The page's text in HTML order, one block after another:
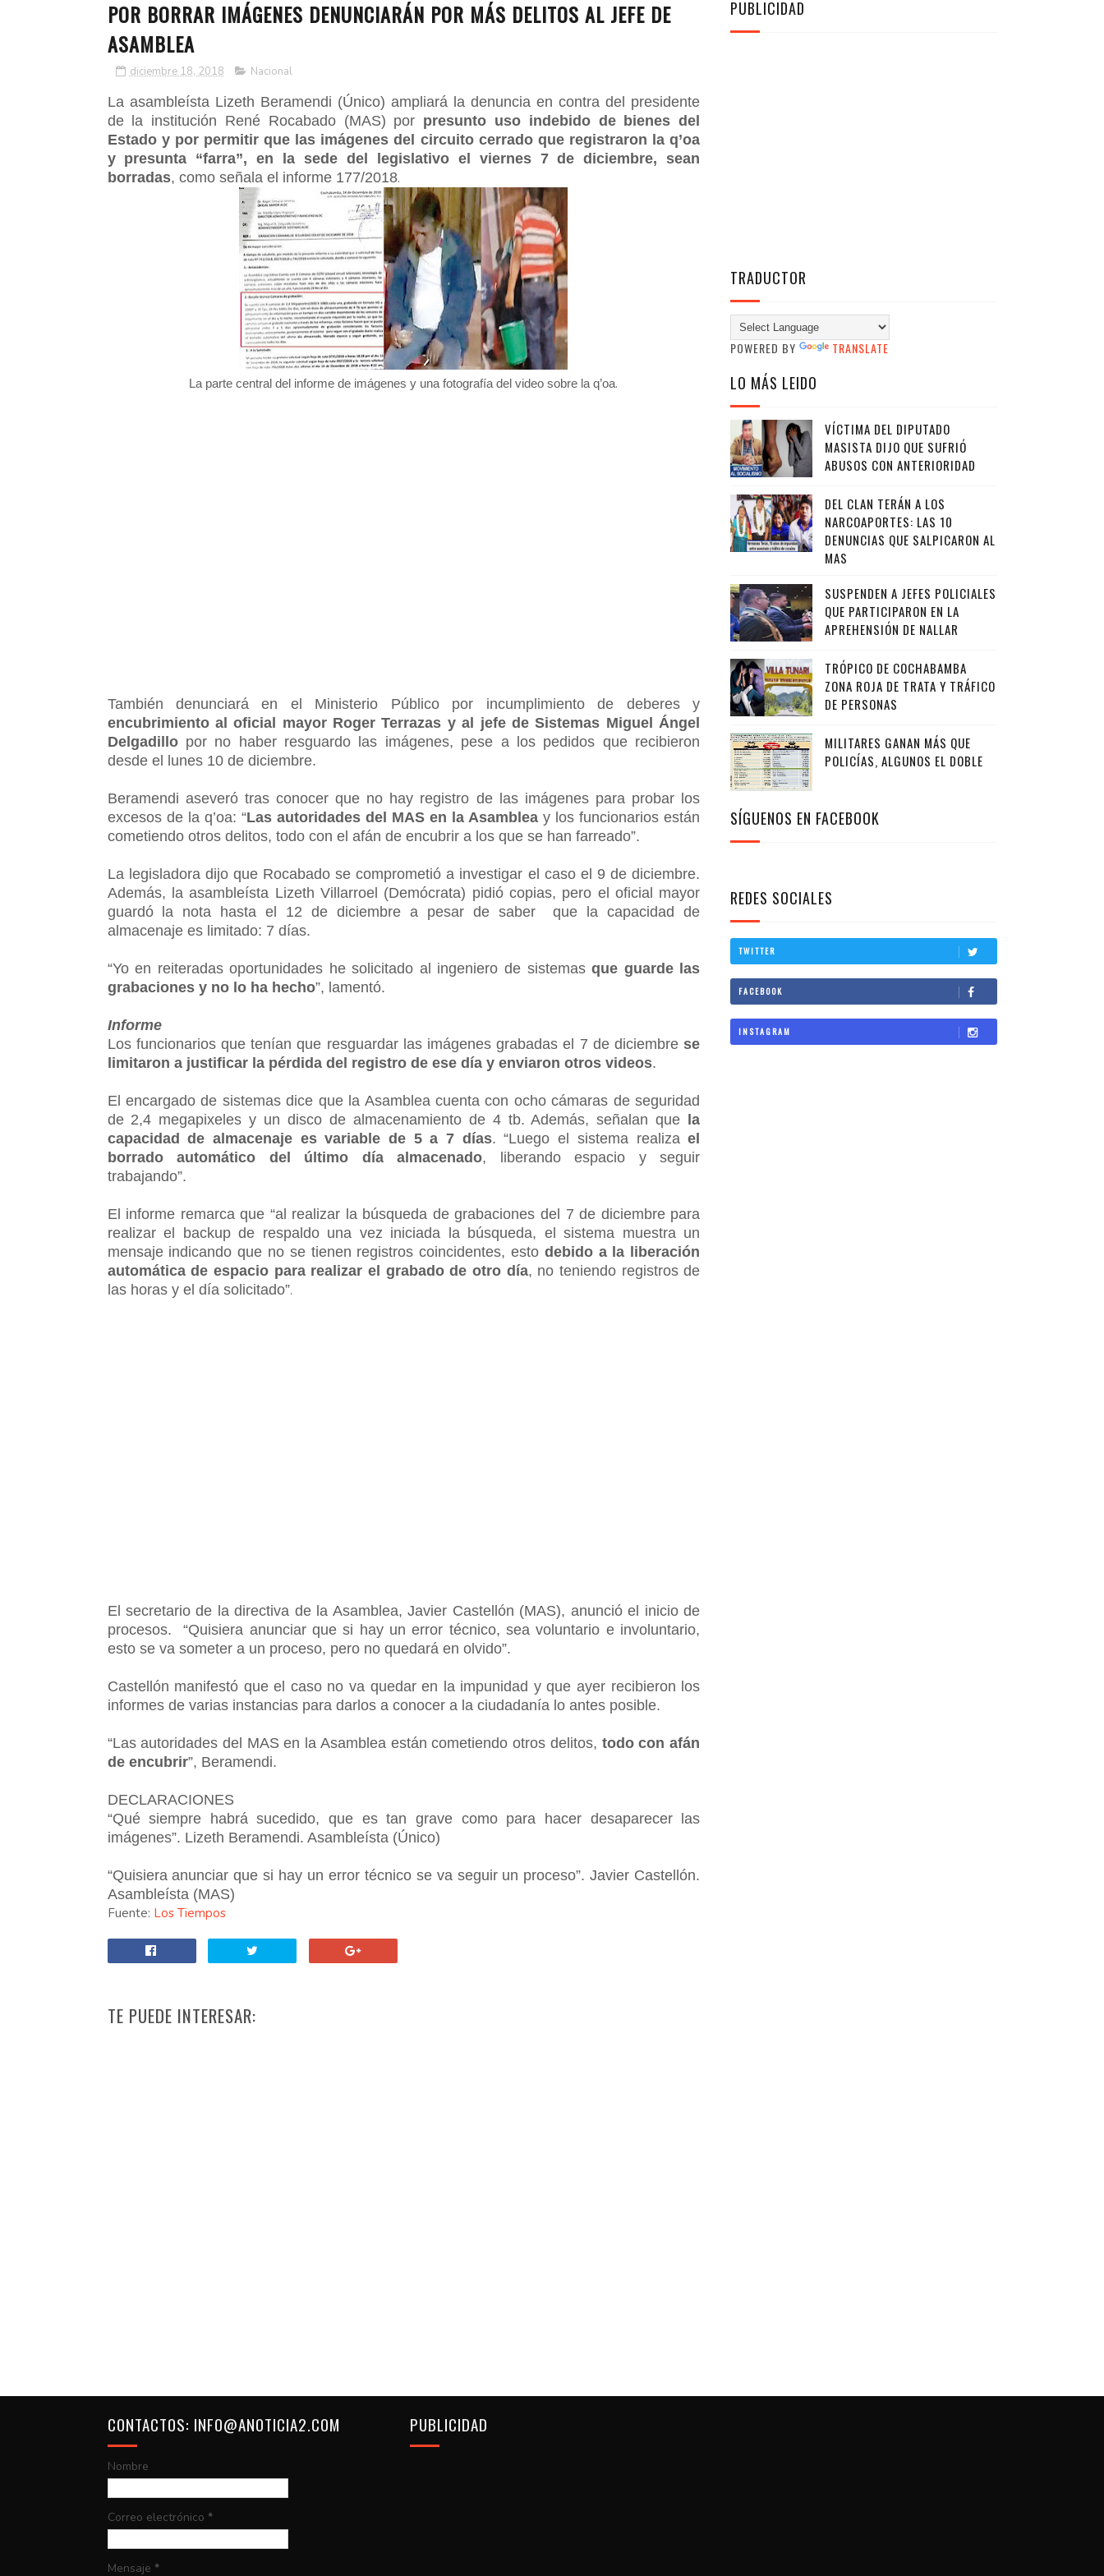
POR BORRAR IMÁGENES DENUNCIARÁN POR MÁS DELITOS AL JEFE DE
ASAMBLEA
diciembre 18, 2018 Nacional
La asambleísta Lizeth Beramendi (Único) ampliará la denuncia en contra del presidente
de la institución René Rocabado (MAS) por presunto uso indebido de bienes del
Estado y por permitir que las imágenes del circuito cerrado que registraron la q’oa
y presunta “farra”, en la sede del legislativo el viernes 7 de diciembre, sean
borradas, como señala el informe 177/2018.
La parte central del informe de imágenes y una fotografía del video sobre la q’oa.
También denunciará en el Ministerio Público por incumplimiento de deberes y
encubrimiento al oficial mayor Roger Terrazas y al jefe de Sistemas Miguel Ángel
Delgadillopor no haber resguardo las imágenes, pese a los pedidos que recibieron
desde el lunes 10 de diciembre.
Beramendi aseveró tras conocer que no hay registro de las imágenes para probar los
excesos de la q’oa: “Las autoridades del MAS en la Asamblea y los funcionarios están
cometiendo otros delitos, todo con el afán de encubrir a los que se han farreado”.
La legisladora dijo que Rocabado se comprometió a investigar el caso el 9 de diciembre.
Además, la asambleísta Lizeth Villarroel (Demócrata) pidió copias, pero el oficial mayor
guardó la nota hasta el 12 de diciembre a pesar de saber que la capacidad de
almacenaje es limitado: 7 días.
“Yo en reiteradas oportunidades he solicitado al ingeniero de sistemasque guarde las
grabaciones y no lo ha hecho”, lamentó.
Informe
Los funcionarios que tenían que resguardar las imágenes grabadas el 7 de diciembrese
limitaron a justificar la pérdida del registro de ese día y enviaron otros videos.
El encargado de sistemas dice que la Asamblea cuenta con ocho cámaras de seguridad
de 2,4 megapixeles y un disco de almacenamiento de 4 tb. Además, señalan que
la
capacidad de almacenaje es variable de 5 a 7 días. “Luego el sistema realizael
borrado automático del último día almacenado, liberando espacio y seguir
trabajando”.
El informe remarca que “al realizar la búsqueda de grabaciones del 7 de diciembre para
realizar el backup de respaldo una vez iniciada la búsqueda, el sistema muestra un
mensaje indicando que no se tienen registros coincidentes, esto debido a la liberación
automática de espacio para realizar el grabado de otro día, no teniendo registros de
las horas y el día solicitado”.
El secretario de la directiva de la Asamblea, Javier Castellón (MAS), anunció el inicio de
procesos. “Quisiera anunciar que si hay un error técnico, sea voluntario e involuntario,
esto se va someter a un proceso, pero no quedará en olvido”.
Castellón manifestó que el caso no va quedar en la impunidad y que ayer recibieron los
informes de varias instancias para darlos a conocer a la ciudadanía lo antes posible.
“Las autoridades del MAS en la Asamblea están cometiendo otros delitos, todo con afán
de encubrir”, Beramendi.
DECLARACIONES
“Qué siempre habrá sucedido, que es tan grave como para hacer desaparecer las
imágenes”. Lizeth Beramendi. Asambleísta (Único)
“Quisiera anunciar que si hay un error técnico se va seguir un proceso”. Javier Castellón.
Asambleísta (MAS)
Fuente: Los Tiempos
TE PUEDE INTERESAR:
PUBLICIDAD
TRADUCTOR
POWERED BY TRANSLATE
LO MÁS LEIDO
VÍCTIMA DEL DIPUTADO
MASISTA DIJO QUE SUFRIÓ
ABUSOS CON ANTERIORIDAD
DEL CLAN TERÁN A LOS
NARCOAPORTES: LAS 10
DENUNCIAS QUE SALPICARON AL
MAS
SUSPENDEN A JEFES POLICIALES
QUE PARTICIPARON EN LA
APREHENSIÓN DE NALLAR
TRÓPICO DE COCHABAMBA
ZONA ROJA DE TRATA Y TRÁFICO
DE PERSONAS
MILITARES GANAN MÁS QUE
POLICÍAS, ALGUNOS EL DOBLE
SÍGUENOS EN FACEBOOK
REDES SOCIALES
TWITTER
FACEBOOK
INSTAGRAM
CONTACTOS: INFO@ANOTICIA2.COM
Nombre
Correo electrónico *
Mensaje *
PUBLICIDAD